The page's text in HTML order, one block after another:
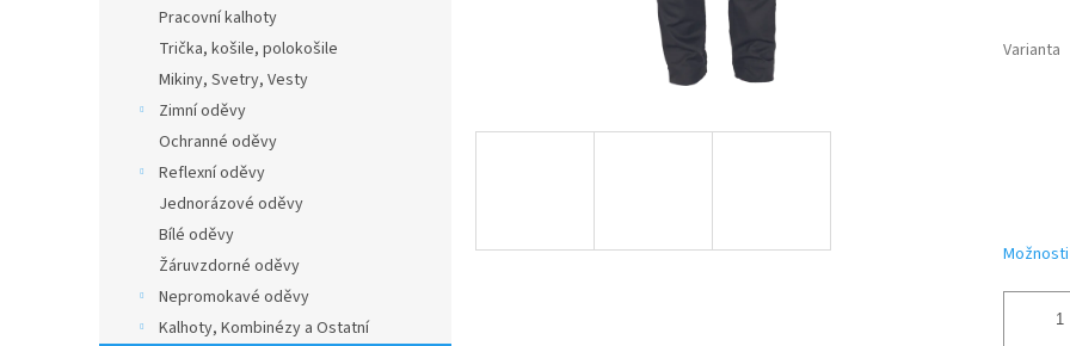
Pracovní kalhoty
Trička, košile, polokošile
Mikiny, Svetry, Vesty
Zimní oděvy
Ochranné oděvy
Reflexní oděvy
Jednorázové oděvy
Bílé oděvy
Žáruvzdorné oděvy
Nepromokavé oděvy
Kalhoty, Kombinézy a Ostatní
Varianta